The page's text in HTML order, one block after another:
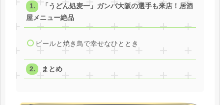
「うどん処麦一」ガンバ大阪の選手も来店！居酒
屋メニュー絶品
ビールと焼き鳥で幸せなひととき
まとめ